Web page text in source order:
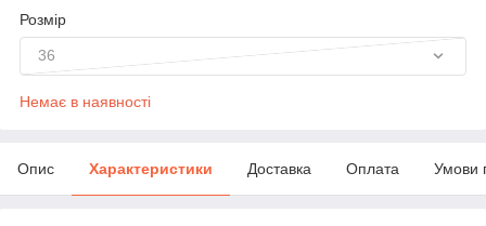
Розмір
36
Немає в наявності
Опис Характеристики Доставка Оплата Умови